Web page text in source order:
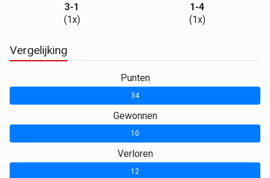
3-1
(1x)
1-4
(1x)
Vergelijking
Punten
34
Gewonnen
10
Verloren
12